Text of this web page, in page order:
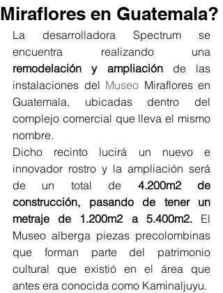
Miraflores en Guatemala?
La desarrolladora Spectrum se
remodelación y ampliación de las
instalaciones del Museo Miraflores en
Guatemala, ubicadas dentro del
complejo comercial que lleva el mismo
nombre.
Dicho recinto lucirá un nuevo e
innovador rostro y la ampliación será
de un total de 4.200m2 de
construcción, pasando de tener un
metraje de 1.200m2 a 5.400m2. El
Museo alberga piezas precolombinas
que forman parte del patrimonio
cultural que existió en el área que
antes era conocida como Kaminaljuyu.